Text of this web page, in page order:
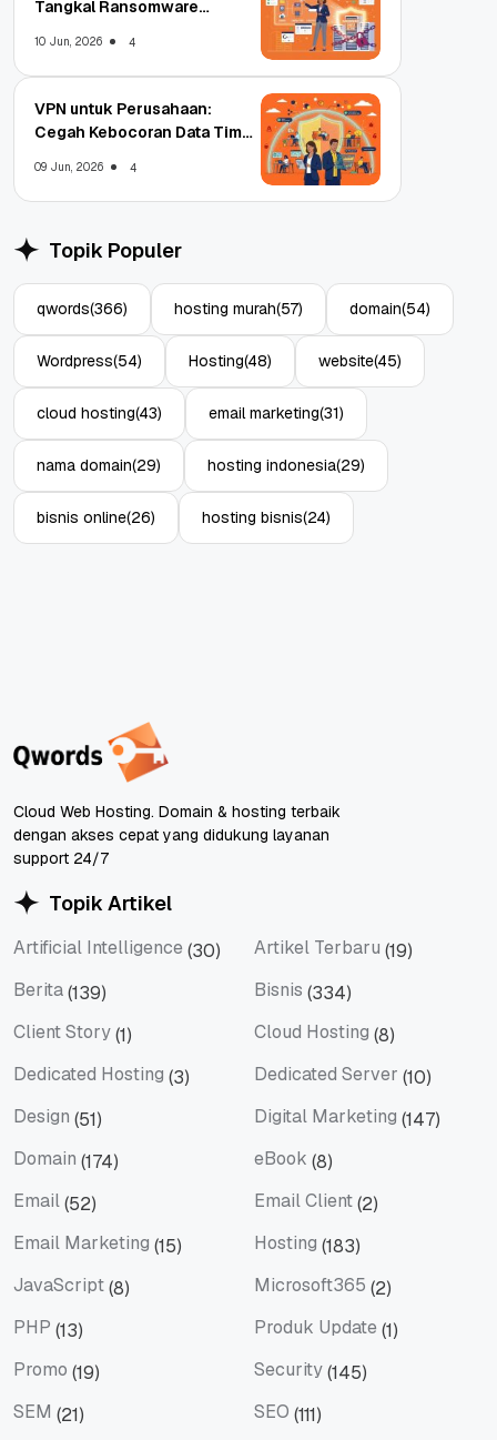
Tangkal Ransomware
10 Jun, 2026 4
VPN untuk Perusahaan:
Cegah Kebocoran Data Tim
09 Jun, 2026 4
Topik Populer
qwords(366) hosting murah(57) domain(54)
Wordpress(54) Hosting(48) website(45)
cloud hosting(43) email marketing(31)
nama domain(29) hosting indonesia(29)
bisnis online(26) hosting bisnis(24)
Cloud Web Hosting. Domain & hosting terbaik
dengan akses cepat yang didukung layanan
support 24/7
Topik Artikel
Artificial Intelligence (30) Artikel Terbaru (19)
Berita(139) Bisnis (334)
Client Story(1) Cloud Hosting (8)
Dedicated Hosting (3) Dedicated Server (10)
Design (51) Digital Marketing (147)
Domain (174) eBook (8)
Email(52) Email Client(2)
Email Marketing (15) Hosting (183)
JavaScript(8) Microsoft365 (2)
PHP (13) Produk Update (1)
Promo (19) Security(145)
SEM (21) SEO (111)